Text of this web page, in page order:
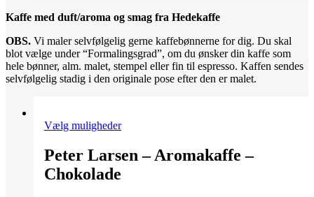
Kaffe med duft/aroma og smag fra Hedekaffe
OBS. Vi maler selvfølgelig gerne kaffebønnerne for dig. Du skal
blot vælge under “Formalingsgrad”, om du ønsker din kaffe som
hele bønner, alm. malet, stempel eller fin til espresso. Kaffen sendes
selvfølgelig stadig i den originale pose efter den er malet.
Vælg mulighederDette
har
flere
Peter Larsen – Aromakaffe –
Chokolade